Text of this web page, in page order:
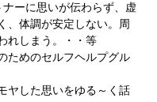
ーに思いが伝わらず、虚
、体調が安定しない。周
れしまう。・・等
ためのセルフヘルプグル
ヤした思いをゆる～く話